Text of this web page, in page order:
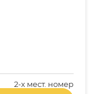
2-x мест. номер